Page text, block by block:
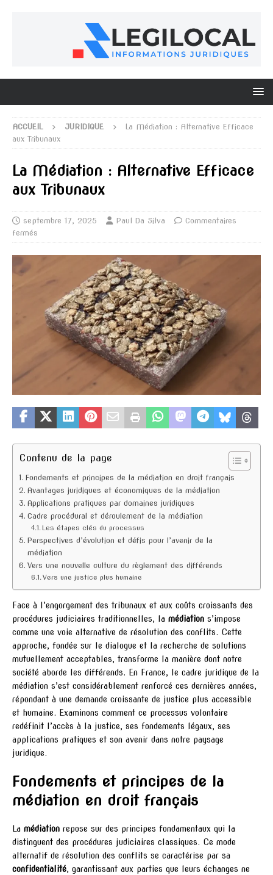
ACCUEIL JURIDIQUE
La Médiation : Alternative Efficace
aux Tribunaux
La Médiation : Alternative Efficace
aux Tribunaux
septembre 17, 2025 Paul Da Silva
Commentaires
fermés
Contenu de la page
Fondements et principes de la médiation en droit français
Avantages juridiques et économiques de la médiation
Applications pratiques par domaines juridiques
Cadre procédural et déroulement de la médiation
Les étapes clés du processus
Perspectives d’évolution et défis pour l’avenir de la
médiation
Vers une nouvelle culture du règlement des différends
Vers une justice plus humaine
Face à l’engorgement des tribunaux et aux coûts croissants des
procédures judiciaires traditionnelles, la médiation s’impose
comme une voie alternative de résolution des conflits. Cette
approche, fondée sur le dialogue et la recherche de solutions
mutuellement acceptables, transforme la manière dont notre
société aborde les différends. En France, le cadre juridique de la
médiation s’est considérablement renforcé ces dernières années,
répondant à une demande croissante de justice plus accessible
et humaine. Examinons comment ce processus volontaire
redéfinit l’accès à la justice, ses fondements légaux, ses
applications pratiques et son avenir dans notre paysage
juridique.
Fondements et principes de la
médiation en droit français
La médiation repose sur des principes fondamentaux qui la
distinguent des procédures judiciaires classiques. Ce mode
alternatif de résolution des conflits se caractérise par sa
confidentialité, garantissant aux parties que leurs échanges ne